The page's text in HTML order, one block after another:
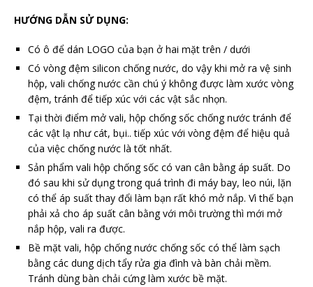
HƯỚNG DẪN SỬ DỤNG:
Có ô để dán LOGO của bạn ở hai mặt trên / dưới
Có vòng đệm silicon chống nước, do vậy khi mở ra vệ sinh
hộp, vali chống nước cần chú ý không được làm xước vòng
đệm, tránh để tiếp xúc với các vật sắc nhọn.
Tại thời điểm mở vali, hộp chống sốc chống nước tránh để
các vật lạ như cát, bụi.. tiếp xúc với vòng đệm để hiệu quả
của việc chống nước là tốt nhất.
Sản phẩm vali hộp chống sốc có van cân bằng áp suất. Do
đó sau khi sử dụng trong quá trình đi máy bay, leo núi, lặn
có thể áp suất thay đổi làm bạn rất khó mở nắp. Vì thế bạn
phải xả cho áp suất cân bằng với môi trường thì mới mở
nắp hộp, vali ra được.
Bề mặt vali, hộp chống nước chống sốc có thể làm sạch
bằng các dung dịch tẩy rửa gia đình và bàn chải mềm.
Tránh dùng bàn chải cứng làm xước bề mặt.